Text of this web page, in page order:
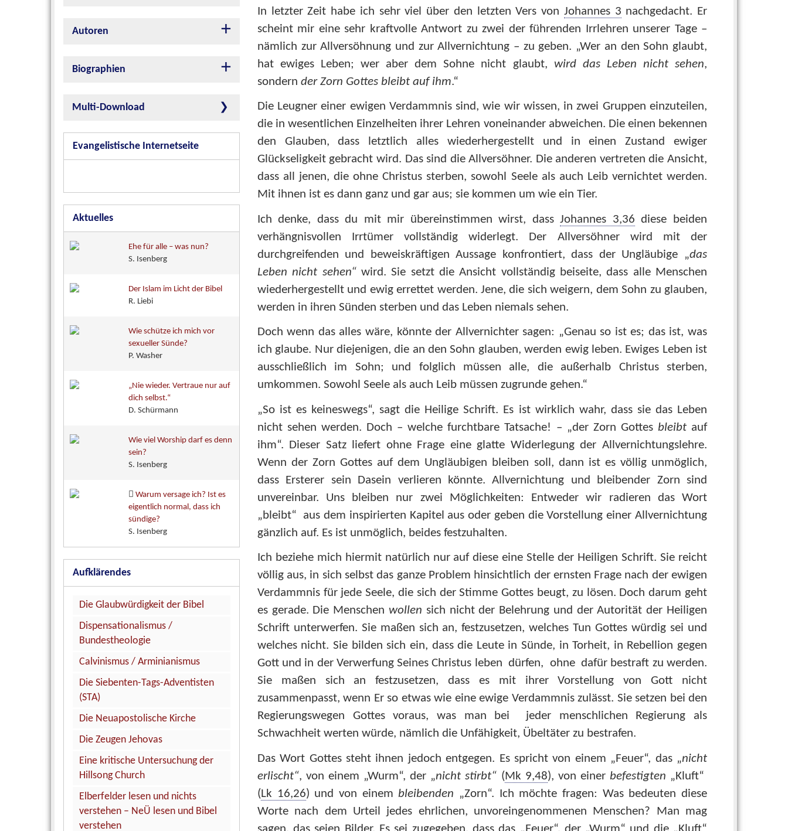
Autoren
Biographien
Multi-Download
Evangelistische Internetseite
Aktuelles
Ehe für alle – was nun?
S. Isenberg
Der Islam im Licht der Bibel
R. Liebi
Wie schütze ich mich vor
sexueller Sünde?
P. Washer
„Nie wieder. Vertraue nur auf
dich selbst.“
D. Schürmann
Wie viel Worship darf es denn
sein?
S. Isenberg
Warum versage ich? Ist es
eigentlich normal, dass ich
sündige?
S. Isenberg
Aufklärendes
Die Glaubwürdigkeit der Bibel
Dispensationalismus /
Bundestheologie
Calvinismus / Arminianismus
Die Siebenten-Tags-Adventisten
(STA)
Die Neuapostolische Kirche
Die Zeugen Jehovas
Eine kritische Untersuchung der
Hillsong Church
Elberfelder lesen und nichts
verstehen – NeÜ lesen und Bibel
verstehen
In letzter Zeit habe ich sehr viel über den letzten Vers von Johannes 3 nachgedacht. Er
scheint mir eine sehr kraftvolle Antwort zu zwei der führenden Irrlehren unserer Tage –
nämlich zur Allversöhnung und zur Allvernichtung – zu geben. „Wer an den Sohn glaubt,
hat ewiges Leben; wer aber dem Sohne nicht glaubt, wird das Leben nicht sehen,
sondern der Zorn Gottes bleibt auf ihm.“
Die Leugner einer ewigen Verdammnis sind, wie wir wissen, in zwei Gruppen einzuteilen,
die in wesentlichen Einzelheiten ihrer Lehren voneinander abweichen. Die einen bekennen
den Glauben, dass letztlich alles wiederhergestellt und in einen Zustand ewiger
Glückseligkeit gebracht wird. Das sind die Allversöhner. Die anderen vertreten die Ansicht,
dass all jenen, die ohne Christus sterben, sowohl Seele als auch Leib vernichtet werden.
Mit ihnen ist es dann ganz und gar aus; sie kommen um wie ein Tier.
Ich denke, dass du mit mir übereinstimmen wirst, dassJohannes 3,36 diese beiden
verhängnisvollen Irrtümer vollständig widerlegt. Der Allversöhner wird mit der
durchgreifenden und beweiskräftigen Aussage konfrontiert, dass der Ungläubige „das
Leben nicht sehen“wird. Sie setzt die Ansicht vollständig beiseite, dass alle Menschen
wiederhergestellt und ewig errettet werden. Jene, die sich weigern, dem Sohn zu glauben,
werden in ihren Sünden sterben und das Leben niemals sehen.
Doch wenn das alles wäre, könnte der Allvernichter sagen: „Genau so ist es; das ist, was
ich glaube. Nur diejenigen, die an den Sohn glauben, werden ewig leben. Ewiges Leben ist
ausschließlich im Sohn; und folglich müssen alle, die außerhalb Christus sterben,
umkommen. Sowohl Seele als auch Leib müssen zugrunde gehen.“
„So ist es keineswegs“, sagt die Heilige Schrift. Es ist wirklich wahr, dass sie das Leben
nicht sehen werden. Doch – welche furchtbare Tatsache! – „der Zorn Gottes bleibtauf
ihm“. Dieser Satz liefert ohne Frage eine glatte Widerlegung der Allvernichtungslehre.
Wenn der Zorn Gottes auf dem Ungläubigen bleiben soll, dann ist es völlig unmöglich,
dass Ersterer sein Dasein verlieren könnte. Allvernichtung und bleibender Zorn sind
unvereinbar. Uns bleiben nur zwei Möglichkeiten: Entweder wir radieren das Wort
„bleibt“ aus dem inspirierten Kapitel aus oder geben die Vorstellung einer Allvernichtung
gänzlich auf. Es ist unmöglich, beides festzuhalten.
Ich beziehe mich hiermit natürlich nur auf diese eine Stelle der Heiligen Schrift. Sie reicht
völlig aus, in sich selbst das ganze Problem hinsichtlich der ernsten Frage nach der ewigen
Verdammnis für jede Seele, die sich der Stimme Gottes beugt, zu lösen. Doch darum geht
es gerade. Die Menschen wollen sich nicht der Belehrung und der Autorität der Heiligen
Schrift unterwerfen. Sie maßen sich an, festzusetzen, welches Tun Gottes würdig sei und
welches nicht. Sie bilden sich ein, dass die Leute in Sünde, in Torheit, in Rebellion gegen
Gott und in der Verwerfung Seines Christus leben dürfen, ohne dafür bestraft zu werden.
Sie maßen sich an festzusetzen, dass es mit ihrer Vorstellung von Gott nicht
zusammenpasst, wenn Er so etwas wie eine ewige Verdammnis zulässt. Sie setzen bei den
Regierungswegen Gottes voraus, was man bei jeder menschlichen Regierung als
Schwachheit werten würde, nämlich die Unfähigkeit, Übeltäter zu bestrafen.
Das Wort Gottes steht ihnen jedoch entgegen. Es spricht von einem „Feuer“, das „nicht
erlischt“, von einem „Wurm“, der „nicht stirbt“ (Mk 9,48), von einer befestigten „Kluft“
(Lk 16,26) und von einem bleibenden „Zorn“. Ich möchte fragen: Was bedeuten diese
Worte nach dem Urteil jedes ehrlichen, unvoreingenommenen Menschen? Man mag